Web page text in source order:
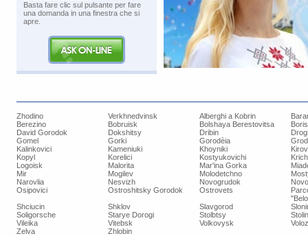
​Basta fare clic sul pulsante per fare
una domanda in una finestra che si
apre.
Zhodino Verkhnedvinsk Alberghi a Kobrin
Berezino
Bobruisk Bolshaya Berestovitsa
David Gorodok
Dokshitsy Dribin
Gomel
Gorki Gorodèia
Kalinkovici
Kameniuki Khoyniki
Kopyl
Korelici Kostyukovichi
Logoisk
Malorita Mar'ina Gorka
Mir
Mogilev Molodetchno
Narovlia
Nesvizh Novogrudok
Osipovici
Ostroshitsky Gorodok Ostrovets
Shciucin
Shklov Slavgorod
Soligorsche
Starye Dorogi Stolbtsy
Stolin
Vileika
Vitebsk Volkovysk
Zelva
Zhlobin